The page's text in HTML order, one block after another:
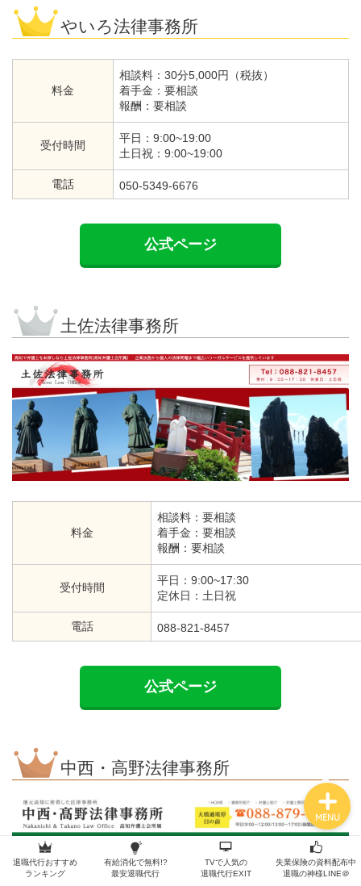
やいろ法律事務所
料金
相談料：30分5,000円（税抜）
着手金：要相談
報酬：要相談
受付時間
平日：9:00~19:00
土日祝：9:00~19:00
電話 050-5349-6676
公式ページ
土佐法律事務所
料金
相談料：要相談
着手金：要相談
報酬：要相談
受付時間
平日：9:00~17:30
定休日：土日祝
電話 088-821-8457
公式ページ
中西・高野法律事務所
退職代行おすすめ
ランキング
有給消化で無料!?
最安退職代行
TVで人気の
退職代行EXIT
失業保険の資料配布中
退職の神様LINE＠
MENU
退職の手順
退職の常識
各退職代行サービス